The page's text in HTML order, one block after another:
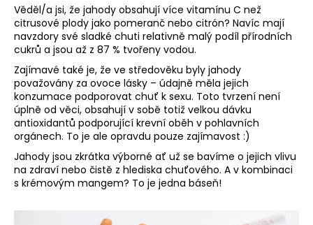
Věděl/a jsi, že jahody obsahují více vitamínu C než
citrusové plody jako pomeranč nebo citrón? Navíc mají
navzdory své sladké chuti relativně malý podíl přírodních
cukrů a jsou až z 87 % tvořeny vodou.
Zajímavé také je, že ve středověku byly jahody
považovány za ovoce lásky – údajně měla jejich
konzumace podporovat chuť k sexu. Toto tvrzení není
úplně od věci, obsahují v sobě totiž velkou dávku
antioxidantů podporující krevní oběh v pohlavních
orgánech. To je ale opravdu pouze zajímavost :)
Jahody jsou zkrátka výborné ať už se bavíme o jejich vlivu
na zdraví nebo čistě z hlediska chuťového. A v kombinaci
s krémovým mangem? To je jedna báseň!
e
b
u
j
e
t
e
n
a
j
í
t